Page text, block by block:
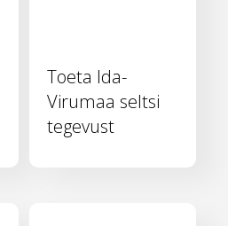
Toeta Ida-
Virumaa seltsi
tegevust